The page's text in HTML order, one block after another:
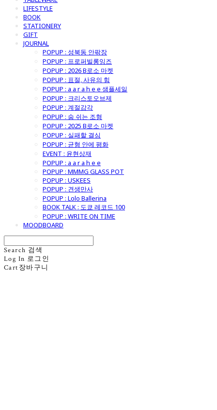
LIFESTYLE
BOOK
STATIONERY
GIFT
JOURNAL
POPUP : 성북동 안팎장
POPUP : 프로퍼빌롱잉즈
POPUP : 2026 B로소 마켓
POPUP : 표절, 사유의 힘
POPUP : a a r a h e e 샘플세일
POPUP : 크리스토오브제
POPUP : 계절감각
POPUP : 숨 쉬는 조형
POPUP : 2025 B로소 마켓
POPUP : 실패할 결심
POPUP : 균형 안에 평화
EVENT : 윤현상재
POPUP : a a r a h e e
POPUP : MMMG GLASS POT
POPUP : USKEES
POPUP : 견생만사
POPUP : Lolo Ballerina
BOOK TALK : 도쿄 레코드 100
POPUP : WRITE ON TIME
MOODBOARD
Search 검색
Log In 로그인
Cart 장바구니